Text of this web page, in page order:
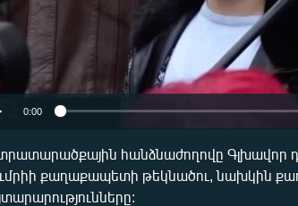
0:00
հանձնաժողովը Գլխավոր
քաղաքապետի թեկնածու, նախկին